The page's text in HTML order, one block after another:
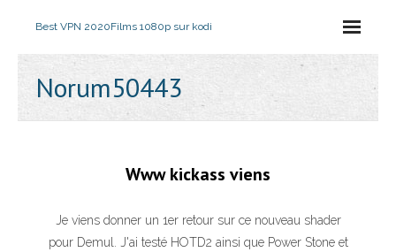
Best VPN 2020Films 1080p sur kodi
Norum50443
Www kickass viens
Je viens donner un 1er retour sur ce nouveau shader
pour Demul. J'ai testé HOTD2 ainsi que Power Stone et